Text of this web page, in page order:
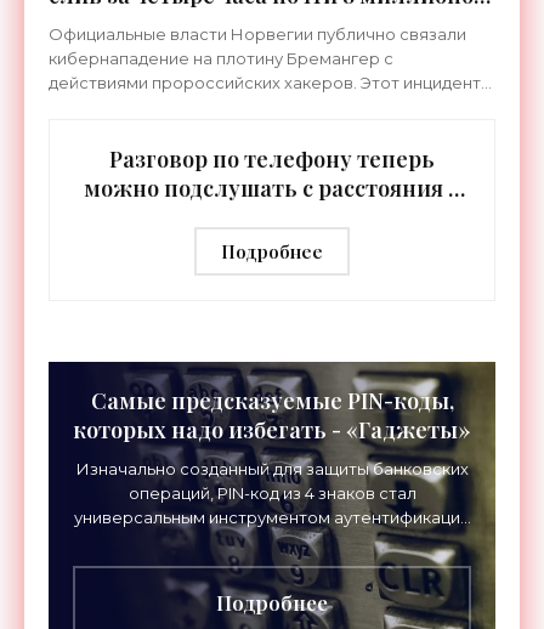
литров воды - «Технологии»
Официальные власти Норвегии публично связали
кибернападение на плотину Бремангер с
действиями пророссийских хакеров. Этот инцидент
Разговор по телефону теперь
можно подслушать с расстояния в
радара - «Технологии»
Подробнее
Самые предсказуемые PIN-коды,
которых надо избегать - «Гаджеты»
Изначально созданный для защиты банковских
операций, PIN-код из 4 знаков стал
универсальным инструментом аутентификации
— в том числе, для разблокировки
смартфонов. Однако, как показывает
Подробнее